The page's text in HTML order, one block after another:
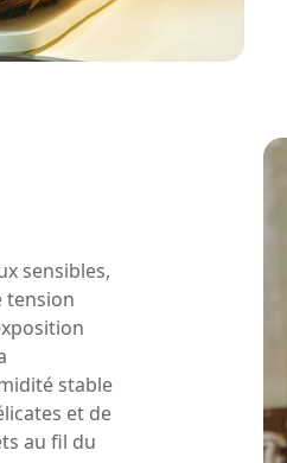
sensibles,
tension
stable
et de
au fil du